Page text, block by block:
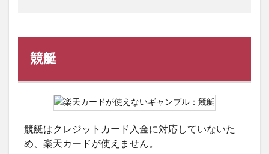
競艇
競艇はクレジットカード入金に対応していないた
め、楽天カードが使えません。